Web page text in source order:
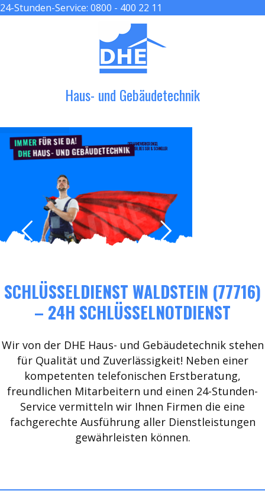
24-Stunden-Service: 0800 - 400 22 11
Haus- und Gebäudetechnik
IMMERFÜR SIE DA!
DHEHAUS- UND GEBÄUDETECHNIK
DER HANDWERKER ENGEL
GRÖßER, BESSER & SCHNELLER
SCHLÜSSELDIENST WALDSTEIN (77716)
– 24H SCHLÜSSELNOTDIENST
Wir von der DHE Haus- und Gebäudetechnik stehen
für Qualität und Zuverlässigkeit! Neben einer
kompetenten telefonischen Erstberatung,
freundlichen Mitarbeitern und einen 24-Stunden-
Service vermitteln wir Ihnen Firmen die eine
fachgerechte Ausführung aller Dienstleistungen
gewährleisten können.